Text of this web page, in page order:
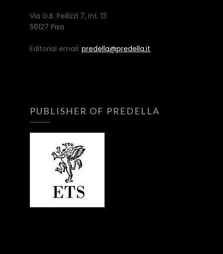
Via G.B. Pellizzi 7, int. 13
56127 Pisa
Editorial email:predella@predella.it
PUBLISHER OF PREDELLA